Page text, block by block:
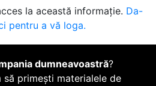
la această informație. Da-
pentru a vă loga.
dumneavoastră?
să primești materialele de